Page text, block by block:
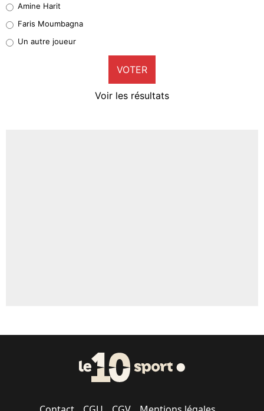
1%
9%
Amine Harit
Faris Moumbagna
Un autre joueur
VOTER
Voir les résultats